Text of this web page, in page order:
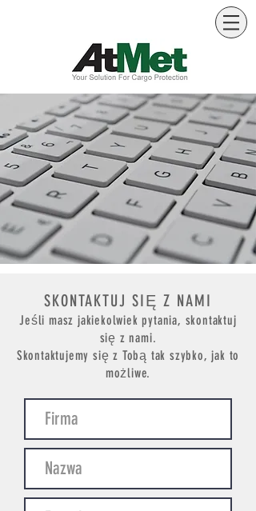
SKONTAKTUJ SIĘ Z NAMI
Jeśli masz jakiekolwiek pytania, skontaktuj
się z nami.
Skontaktujemy się z Tobą tak szybko, jak to
możliwe.